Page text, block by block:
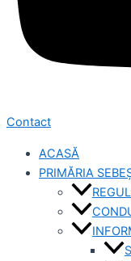
Contact
ACASĂ
PRIMĂRIA